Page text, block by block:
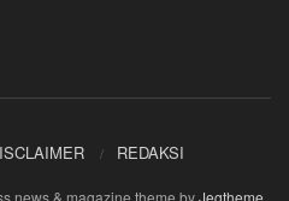
REDAKSI